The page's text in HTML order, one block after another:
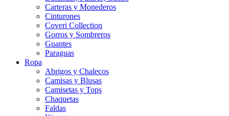
Carteras y Monederos
Cinturones
Coveri Collection
Gorros y Sombreros
Guantes
Paraguas
Ropa
Abrigos y Chalecos
Camisas y Blusas
Camisetas y Tops
Chaquetas
Faldas